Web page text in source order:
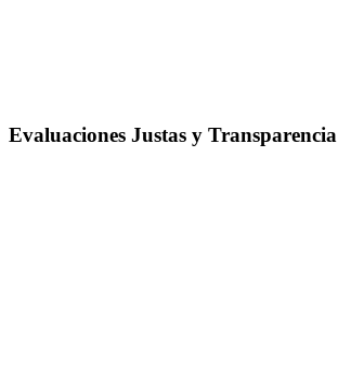
Evaluaciones Justas y Transparencia